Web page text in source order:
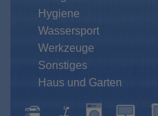
Hygiene
Wassersport
Werkzeuge
Sonstiges
Haus und Garten